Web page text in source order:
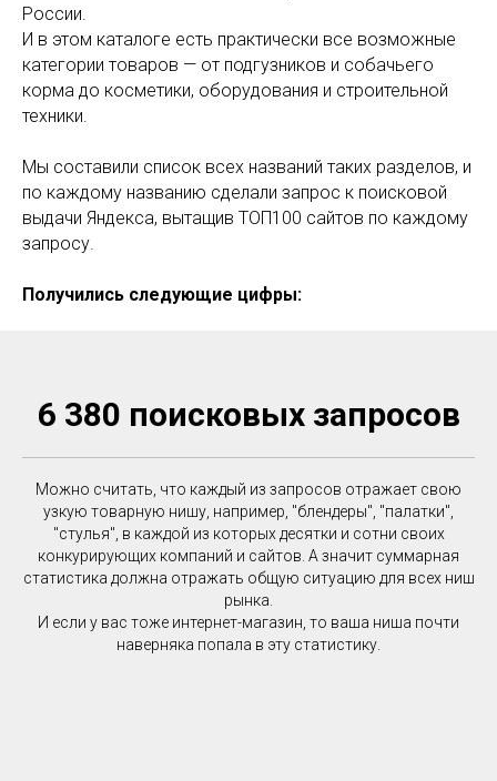
России.
И в этом каталоге есть практически все возможные
категории товаров — от подгузников и собачьего
корма до косметики, оборудования и строительной
техники.
Мы составили список всех названий таких разделов, и
по каждому названию сделали запрос к поисковой
выдачи Яндекса, вытащив ТОП100 сайтов по каждому
запросу.
Получились следующие цифры:
6 380 поисковых запросов
Можно считать, что каждый из запросов отражает свою
узкую товарную нишу, например, "блендеры", "палатки",
"стулья", в каждой из которых десятки и сотни своих
конкурирующих компаний и сайтов. А значит суммарная
статистика должна отражать общую ситуацию для всех ниш
рынка.
И если у вас тоже интернет-магазин, то ваша ниша почти
наверняка попала в эту статистику.